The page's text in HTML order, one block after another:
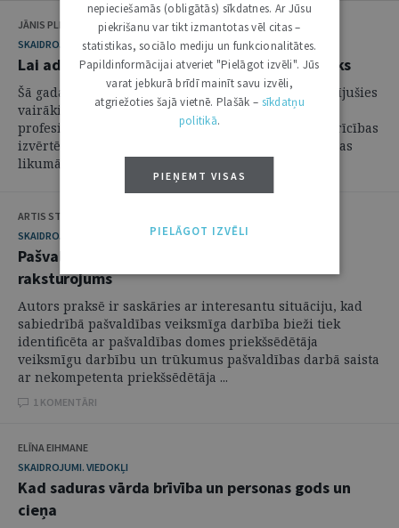
JĀNIS PLEPS, LAURIS LIEPA
SKAIDROJUMI. VIEDOKĻI
Lai advokātu darbs būtu profesionāls un ētisks
Šā gada laikā plašu sabiedrības uzmanību ir izpelnījušies
vairāki gadījumi, kad zvērināti advokāti ir vainoti
profesionālās ētikas pārkāpumos un notikusi viņu rīcības
izvērtēšana. Kopš 2004.gada grozījumiem Advokatūras
likumā šo advokātu rīcības ...
ARTIS STUCKA
SKAIDROJUMI. VIEDOKĻI
Pašvaldības domes priekšsēdētāja institūta
raksturojums
Autors praksē ir saskāries ar interesantu situāciju, kad
sabiedrībā pašvaldības veiksmīga darbība bieži tiek
identificēta ar pašvaldības domes priekšsēdētāja
veiksmīgu darbību un trūkumus pašvaldības darbā saista
ar nekompetenta priekšsēdētāja ...
1 KOMENTĀRI
ELĪNA EIHMANE
SKAIDROJUMI. VIEDOKĻI
Kad saduras vārda brīvība un personas gods un
cieņa
nepieciešamās (obligātās) sīkdatnes. Ar Jūsu
piekrišanu var tikt izmantotas vēl citas –
statistikas, sociālo mediju un funkcionalitātes.
Papildinformācijai atveriet "Pielāgot izvēli". Jūs
varat jebkurā brīdī mainīt savu izvēli,
atgriežoties šajā vietnē. Plašāk – sīkdatņu
politikā.
PIEŅEMT VISAS
PIELĀGOT IZVĒLI